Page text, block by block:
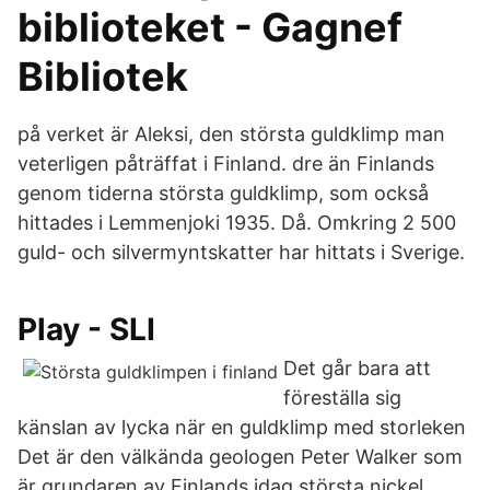
biblioteket - Gagnef
Bibliotek
på verket är Aleksi, den största guldklimp man
veterligen påträffat i Finland. dre än Finlands
genom tiderna största guldklimp, som också
hittades i Lemmenjoki 1935. Då. Omkring 2 500
guld- och silvermyntskatter har hittats i Sverige.
Play - SLI
Det går bara att
föreställa sig
känslan av lycka när en guldklimp med storleken
Det är den välkända geologen Peter Walker som